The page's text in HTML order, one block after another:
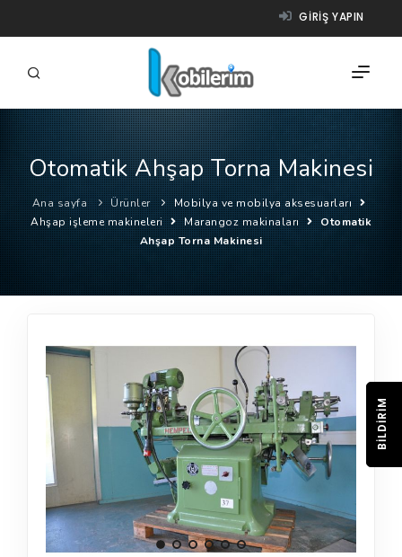
GIRIŞ YAPIN
FIRMALAR
ÜRÜNLER
NASIL ÇALIŞIR?
YARDIM
Otomatik Ahşap Torna Makinesi
Ana sayfa Ürünler
Mobilya ve mobilya aksesuarları
Ahşap işleme makineleri
Marangoz makinaları
Otomatik
Ahşap Torna Makinesi
BILDIRIM